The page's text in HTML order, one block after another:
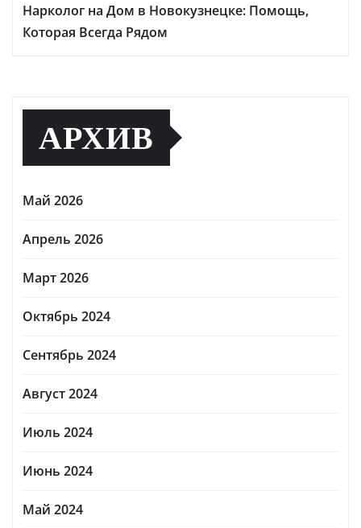
Нарколог на Дом в Новокузнецке: Помощь,
Которая Всегда Рядом
АРХИВ
Май 2026
Апрель 2026
Март 2026
Октябрь 2024
Сентябрь 2024
Август 2024
Июль 2024
Июнь 2024
Май 2024